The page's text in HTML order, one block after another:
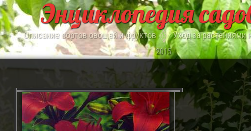
Энциклопедия
Описание сортов овощей и фруктов Уход за растениями
2015